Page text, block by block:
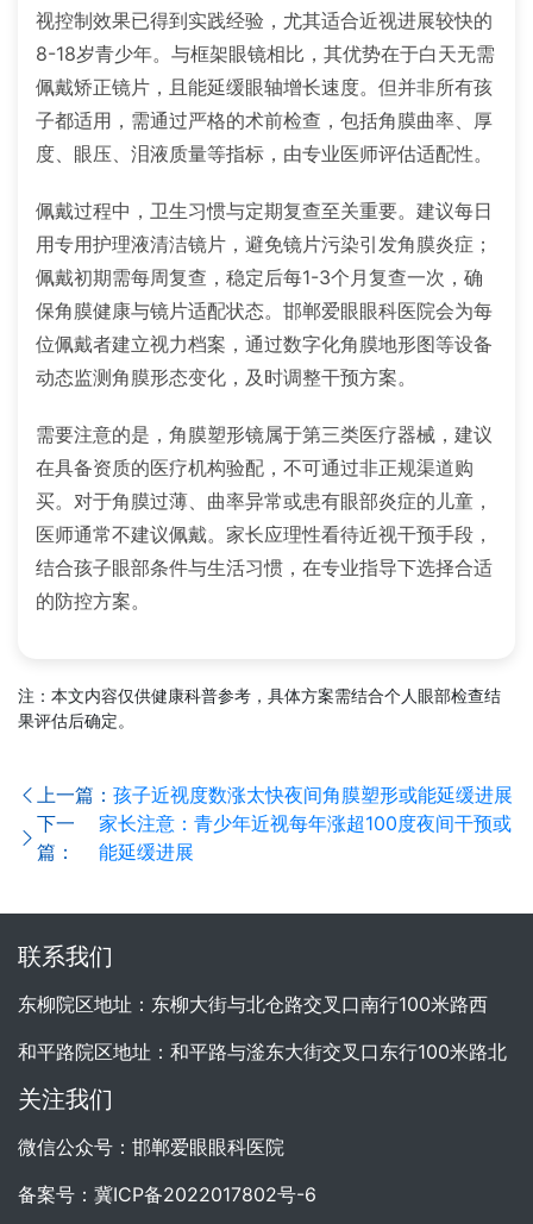
视控制效果已得到实践经验，尤其适合近视进展较快的
8-18岁青少年。与框架眼镜相比，其优势在于白天无需
佩戴矫正镜片，且能延缓眼轴增长速度。但并非所有孩
子都适用，需通过严格的术前检查，包括角膜曲率、厚
度、眼压、泪液质量等指标，由专业医师评估适配性。
佩戴过程中，卫生习惯与定期复查至关重要。建议每日
用专用护理液清洁镜片，避免镜片污染引发角膜炎症；
佩戴初期需每周复查，稳定后每1-3个月复查一次，确
保角膜健康与镜片适配状态。邯郸爱眼眼科医院会为每
位佩戴者建立视力档案，通过数字化角膜地形图等设备
动态监测角膜形态变化，及时调整干预方案。
需要注意的是，角膜塑形镜属于第三类医疗器械，建议
在具备资质的医疗机构验配，不可通过非正规渠道购
买。对于角膜过薄、曲率异常或患有眼部炎症的儿童，
医师通常不建议佩戴。家长应理性看待近视干预手段，
结合孩子眼部条件与生活习惯，在专业指导下选择合适
的防控方案。
注：本文内容仅供健康科普参考，具体方案需结合个人眼部检查结
果评估后确定。
上一篇： 孩子近视度数涨太快夜间角膜塑形或能延缓进展
下一
篇：
家长注意：青少年近视每年涨超100度夜间干预或
能延缓进展
联系我们
东柳院区地址：东柳大街与北仓路交叉口南行100米路西
和平路院区地址：和平路与滏东大街交叉口东行100米路北
关注我们
微信公众号：邯郸爱眼眼科医院
备案号： 冀ICP备2022017802号-6